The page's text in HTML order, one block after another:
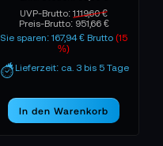
UVP-Brutto:1.119,60 €
Preis-Brutto: 951,66 €
Sie sparen: 167,94 € Brutto(15
%)
Lieferzeit: ca. 3 bis 5 Tage
In den Warenkorb